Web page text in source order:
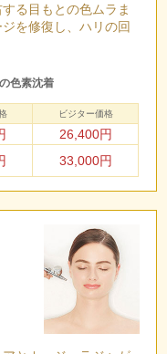
る目もとの色ムラま
を修復し、ハリの回
色素沈着
ビジター価格
26,400円
33,000円